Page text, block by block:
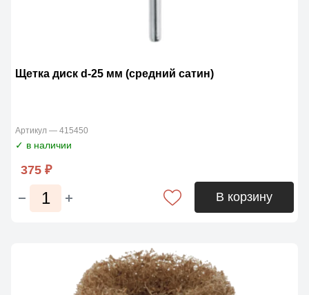
Щетка диск d-25 мм (средний сатин)
Артикул — 415450
✓ в наличии
375 ₽
В корзину